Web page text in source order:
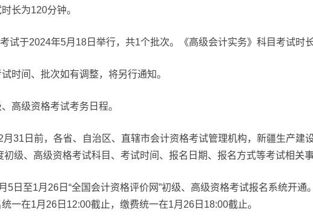
长为120分钟。
试于2024年5月18日举行，共1个批次。《高级会计实务》科目考试时
时间、批次如有调整，将另行通知。
、高级资格考试考务日程。
月31日前，各省、自治区、直辖市会计资格考试管理机构，新疆生产
初级、高级资格考试科目、考试时间、报名日期、报名方式等考试相关
5日至1月26日“全国会计资格评价网”初级、高级资格考试报名系统开
一在1月26日12:00截止，缴费统一在1月26日18:00截止。